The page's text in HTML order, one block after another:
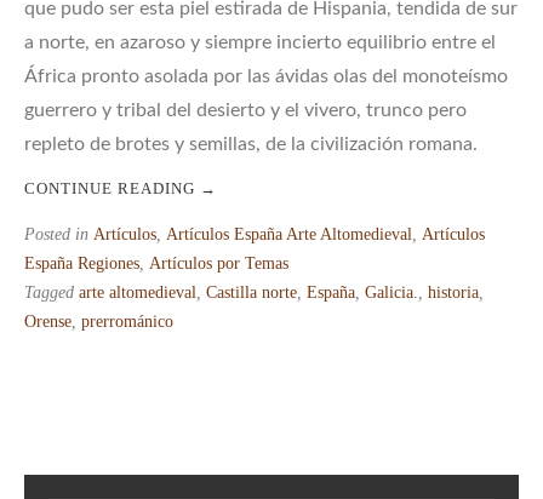
que pudo ser esta piel estirada de Hispania, tendida de sur
a norte, en azaroso y siempre incierto equilibrio entre el
África pronto asolada por las ávidas olas del monoteísmo
guerrero y tribal del desierto y el vivero, trunco pero
repleto de brotes y semillas, de la civilización romana.
CONTINUE READING →
Posted in Artículos, Artículos España Arte Altomedieval, Artículos
España Regiones, Artículos por Temas
Tagged arte altomedieval, Castilla norte, España, Galicia., historia,
Orense, prerrománico